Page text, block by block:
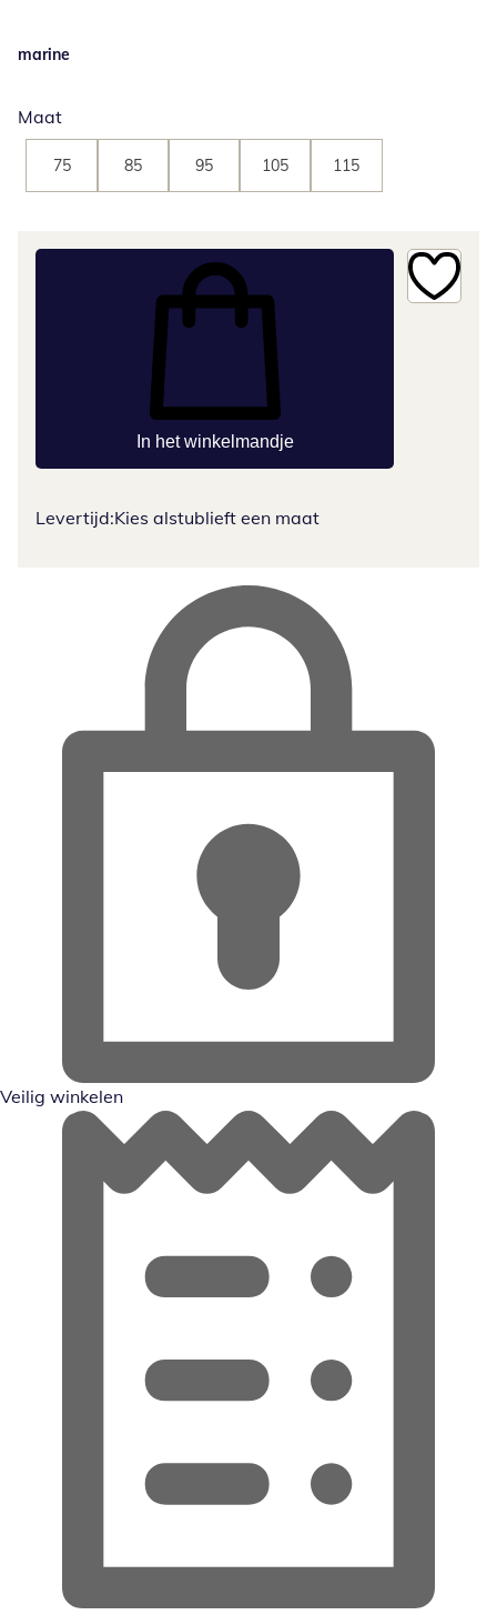
marine
Maat
75 85 95 105 115
In het winkelmandje
Levertijd:Kies alstublieft een maat
Veilig winkelen